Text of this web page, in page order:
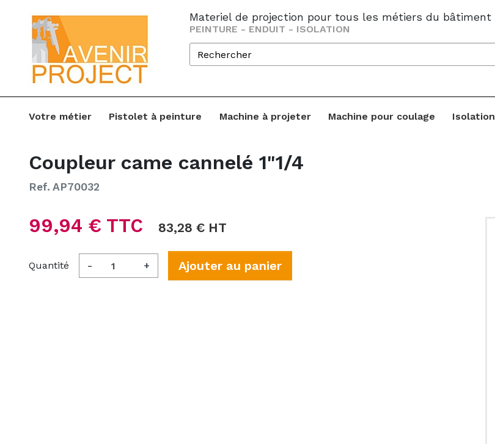
Materiel de projection pour tous les métiers du bâtiment
PEINTURE - ENDUIT - ISOLATION
Votre métier Pistolet à peinture Machine à projeter Machine pour coulage Isolation
Coupleur came cannelé 1"1/4
Ref. AP70032
99,94 € TTC 83,28 € HT
Quantité - + Ajouter au panier